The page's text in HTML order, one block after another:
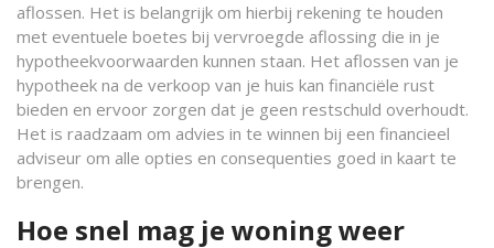
aflossen. Het is belangrijk om hierbij rekening te houden
met eventuele boetes bij vervroegde aflossing die in je
hypotheekvoorwaarden kunnen staan. Het aflossen van je
hypotheek na de verkoop van je huis kan financiële rust
bieden en ervoor zorgen dat je geen restschuld overhoudt.
Het is raadzaam om advies in te winnen bij een financieel
adviseur om alle opties en consequenties goed in kaart te
brengen.
Hoe snel mag je woning weer